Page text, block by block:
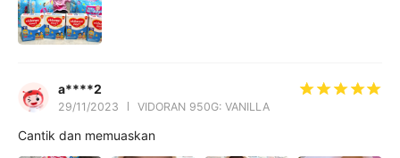
a****2
29/11/2023 VIDORAN 950G: VANILLA
Cantik dan memuaskan